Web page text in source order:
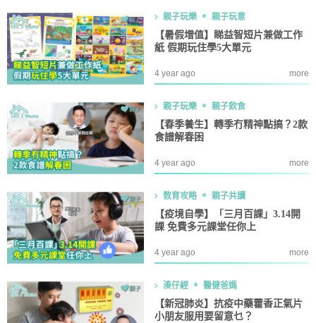
親子玩樂 親子玩意
【暑假增值】睇益智短片兼做工作
紙 假期玩住學5大單元
4 year ago more
親子玩樂 親子飲食
【春季養生】轉季冇精神點搞？2款
食譜解春困
4 year ago more
教育攻略 親子共讀
【疫境自學】「三月百課」3.14開
課 免費多元課堂任你上
4 year ago more
湊仔經 醫健爸媽
【新冠肺炎】抗疫中藥藿香正氣片
小朋友服用要留意乜？